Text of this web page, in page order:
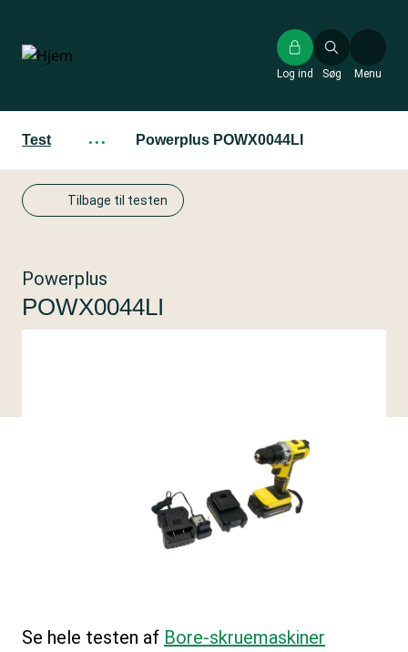
hovedindhold
Søg
Log ind Menu
Test ··· Powerplus POWX0044LI
Tilbage til testen
Powerplus
POWX0044LI
Se hele testen af Bore-skruemaskiner